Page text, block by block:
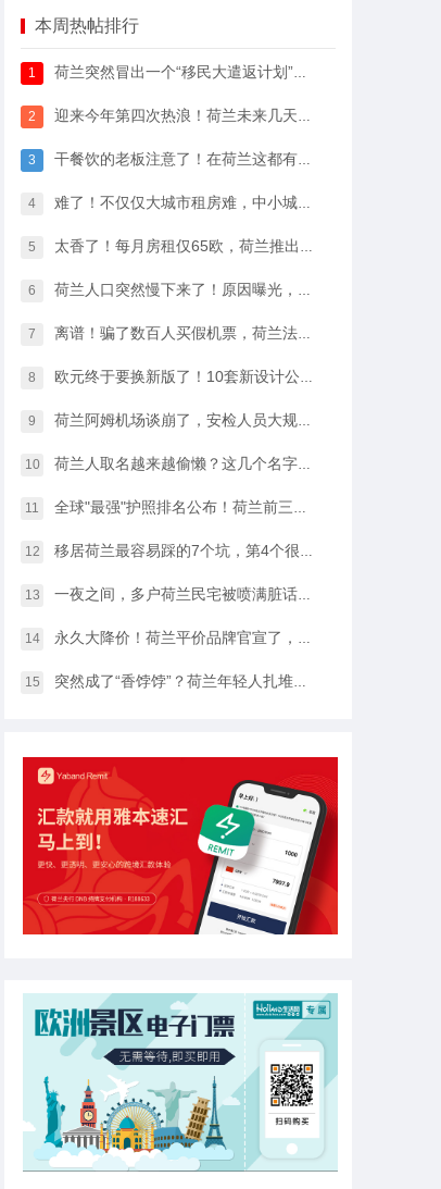
本周热帖排行
1 荷兰突然冒出一个“移民大遣返计划”，64万人已经签字支持
2 迎来今年第四次热浪！荷兰未来几天最高33℃，八月中开始…
3 干餐饮的老板注意了！在荷兰这都有人偷，全过程很淡定
4 难了！不仅仅大城市租房难，中小城市的房租开始暴涨
5 太香了！每月房租仅65欧，荷兰推出学生住宿优惠福利…
6 荷兰人口突然慢下来了！原因曝光，不是因为没人生孩子
7 离谱！骗了数百人买假机票，荷兰法院竟然没判他坐牢
8 欧元终于要换新版了！10套新设计公布，你最喜欢哪一款？
9 荷兰阿姆机场谈崩了，安检人员大规模停工越来越近…
10 荷兰人取名越来越偷懒？这几个名字几乎满大街都是
11 全球"最强"护照排名公布！荷兰前三，中国护照进步很大
12 移居荷兰最容易踩的7个坑，第4个很多人都会中招…
13 一夜之间，多户荷兰民宅被喷满脏话，只因支持难民…
14 永久大降价！荷兰平价品牌官宣了，将硬扛Temu和SHEIN
15 突然成了“香饽饽”？荷兰年轻人扎堆当老师，发生了什么？